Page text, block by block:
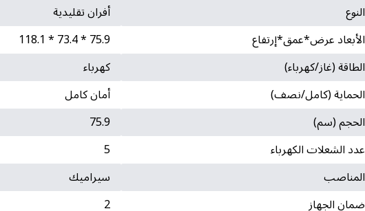
النوع
أفران تقليدية
الأبعاد عرض*عمق*إرتفاع
75.9 * 73.4 * 118.1
الطاقة (غاز/كهرباء)
كهرباء
الحماية (كامل/نصف)
أمان كامل
الحجم (سم)
75.9
عدد الشعلات الكهرباء
5
المناصب
سيراميك
ضمان الجهاز
2